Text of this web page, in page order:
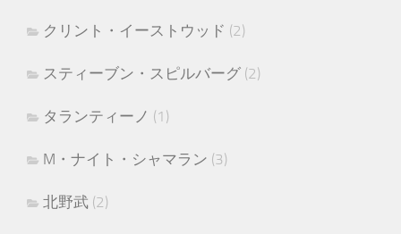
クリント・イーストウッド (2)
スティーブン・スピルバーグ (2)
タランティーノ (1)
M・ナイト・シャマラン (3)
北野武 (2)